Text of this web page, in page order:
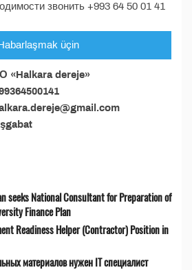
звонить +993 64 50 01 41
üçin
«Halkara dereje»
seeks National Consultant for Preparation of
Finance Plan
Readiness Helper (Contractor) Position in
материалов нужен IT специалист